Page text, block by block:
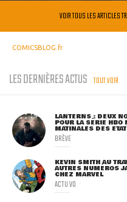
VOIR TOUS LES ARTICLES
COMICSBLOG.fr
LES DERNIÈRES ACTUS TOUT VOIR
LANTERNS : DEUX
POUR LA SÉRIE HBO
MATINALES DES
BRÈVE
KEVIN SMITH AU
AUTRES NUMÉROS
CHEZ MARVEL
ACTU VO